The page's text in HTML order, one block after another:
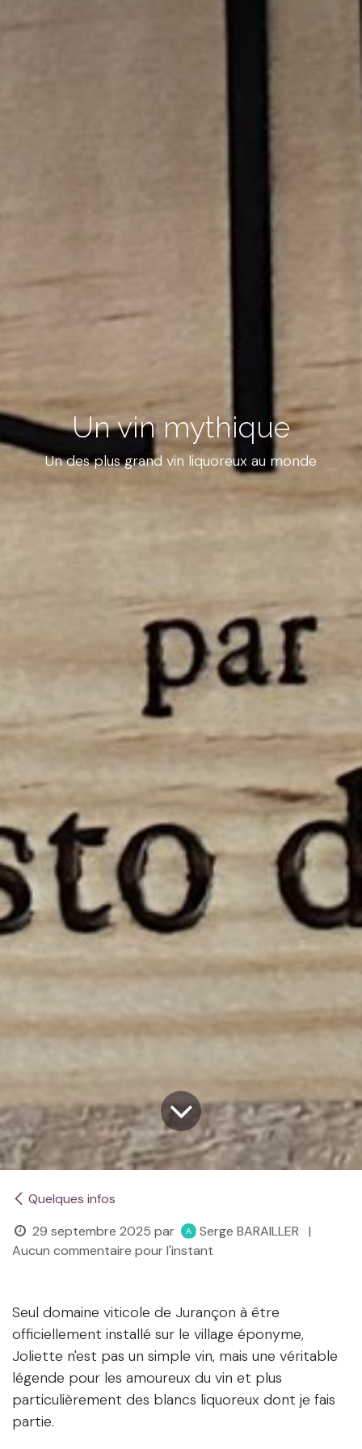
Un vin mythique
Un des plus grand vin liquoreux au monde
Quelques infos
29 septembre 2025 par Serge BARAILLER
|
Aucun commentaire pour l'instant
Seul domaine viticole de Jurançon à être
officiellement installé sur le village éponyme,
Joliette n'est pas un simple vin, mais une véritable
légende pour les amoureux du vin et plus
particulièrement des blancs liquoreux dont je fais
partie.